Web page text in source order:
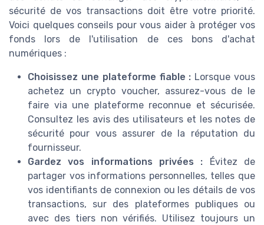
sécurité de vos transactions doit être votre priorité.
Voici quelques conseils pour vous aider à protéger vos
fonds lors de l'utilisation de ces bons d'achat
numériques :
Choisissez une plateforme fiable : Lorsque vous
achetez un crypto voucher, assurez-vous de le
faire via une plateforme reconnue et sécurisée.
Consultez les avis des utilisateurs et les notes de
sécurité pour vous assurer de la réputation du
fournisseur.
Gardez vos informations privées : Évitez de
partager vos informations personnelles, telles que
vos identifiants de connexion ou les détails de vos
transactions, sur des plateformes publiques ou
avec des tiers non vérifiés. Utilisez toujours un